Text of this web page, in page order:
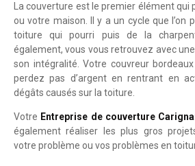
La couverture est le premier élément
ou votre maison. Il y a un cycle que l’on
toiture qui pourri puis de la
également, vous vous retrouvez avec
son intégralité. Votre couvreur
perdez pas d’argent en rentrant en
dégâts causés sur la toiture.
Votre Entreprise de couverture
également réaliser les plus gros
votre problème ou vos problèmes en